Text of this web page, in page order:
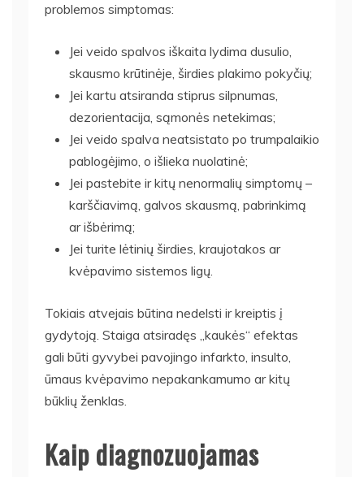
problemos simptomas:
Jei veido spalvos iškaita lydima dusulio,
skausmo krūtinėje, širdies plakimo pokyčių;
Jei kartu atsiranda stiprus silpnumas,
dezorientacija, sąmonės netekimas;
Jei veido spalva neatsistato po trumpalaikio
pablogėjimo, o išlieka nuolatinė;
Jei pastebite ir kitų nenormalių simptomų –
karščiavimą, galvos skausmą, pabrinkimą
ar išbėrimą;
Jei turite lėtinių širdies, kraujotakos ar
kvėpavimo sistemos ligų.
Tokiais atvejais būtina nedelsti ir kreiptis į
gydytoją. Staiga atsiradęs „kaukės“ efektas
gali būti gyvybei pavojingo infarkto, insulto,
ūmaus kvėpavimo nepakankamumo ar kitų
būklių ženklas.
Kaip diagnozuojamas